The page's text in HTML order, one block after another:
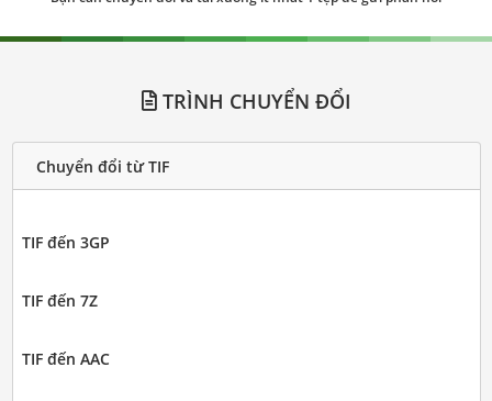
TRÌNH CHUYỂN ĐỔI
Chuyển đổi từ TIF
TIF đến 3GP
TIF đến 7Z
TIF đến AAC